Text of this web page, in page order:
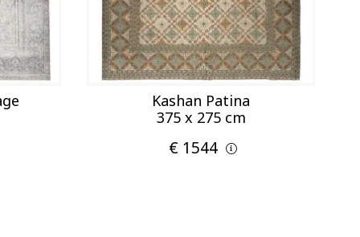
Kashan Patina
375 x 275 cm
€ 1544